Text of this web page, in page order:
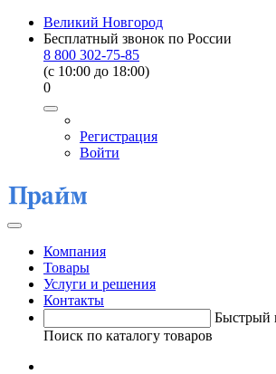
Великий Новгород
Бесплатный звонок по России
8 800 302-75-85
(c 10:00 до 18:00)
0
Регистрация
Войти
Компания
Товары
Услуги и решения
Контакты
Быстрый
Поиск по каталогу товаров